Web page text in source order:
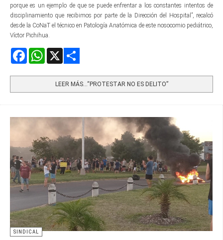
porque es un ejemplo de que se puede enfrentar a los constantes intentos de
disciplinamiento que recibimos por parte de la Dirección del Hospital”, recalcó
desde la CoNaT el técnico en Patología Anatómica de este nosocomio pediátrico,
Víctor Pichihua.
FacebookWhatsApp
LEER MÁS…“PROTESTAR NO ES DELITO”
SINDICAL